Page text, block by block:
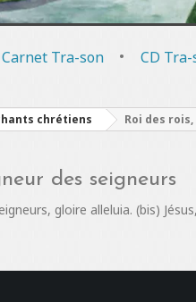
Carnet Tra-son • CD
chrétiens Roi des
des seigneurs
gloire alleluia. (bis)